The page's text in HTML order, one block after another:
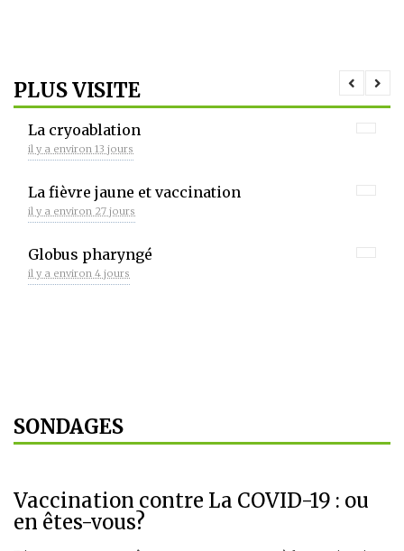
PLUS VISITE
La cryoablation
il y a environ 13 jours
La fièvre jaune et vaccination
il y a environ 27 jours
Globus pharyngé
il y a environ 4 jours
SONDAGES
Vaccination contre La COVID-19 : ou
en êtes-vous?